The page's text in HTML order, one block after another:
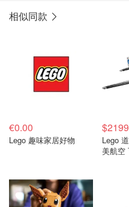
相似同款
€0.00
Lego 趣味家居好物
Lego
美航空